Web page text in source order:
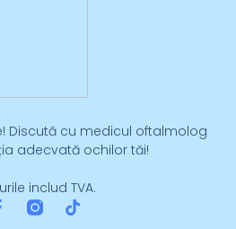
Discută cu medicul oftalmolog
adecvată ochilor tăi!
includ TVA.